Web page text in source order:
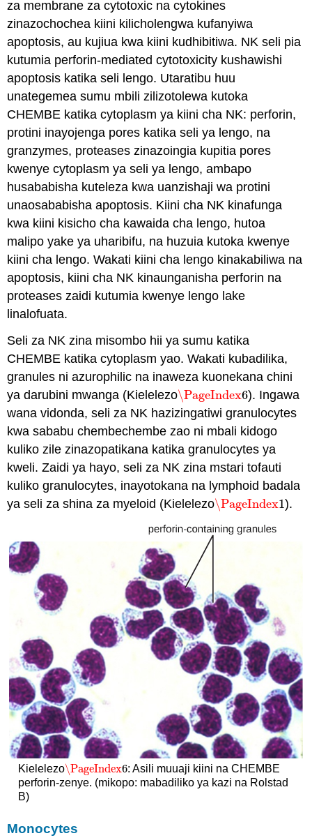
za membrane za cytotoxic na cytokines
zinazochochea kiini kilicholengwa kufanyiwa
apoptosis, au kujiua kwa kiini kudhibitiwa. NK seli pia
kutumia perforin-mediated cytotoxicity kushawishi
apoptosis katika seli lengo. Utaratibu huu
unategemea sumu mbili zilizotolewa kutoka
CHEMBE katika cytoplasm ya kiini cha NK: perforin,
protini inayojenga pores katika seli ya lengo, na
granzymes, proteases zinazoingia kupitia pores
kwenye cytoplasm ya seli ya lengo, ambapo
husababisha kuteleza kwa uanzishaji wa protini
unaosababisha apoptosis. Kiini cha NK kinafunga
kwa kiini kisicho cha kawaida cha lengo, hutoa
malipo yake ya uharibifu, na huzuia kutoka kwenye
kiini cha lengo. Wakati kiini cha lengo kinakabiliwa na
apoptosis, kiini cha NK kinaunganisha perforin na
proteases zaidi kutumia kwenye lengo lake
linalofuata.
Seli za NK zina misombo hii ya sumu katika
CHEMBE katika cytoplasm yao. Wakati kubadilika,
granules ni azurophilic na inaweza kuonekana chini
ya darubini mwanga (Kielelezo\PageIndex6
\PageIndex6). Ingawa
wana vidonda, seli za NK hazizingatiwi granulocytes
kwa sababu chembechembe zao ni mbali kidogo
kuliko zile zinazopatikana katika granulocytes ya
kweli. Zaidi ya hayo, seli za NK zina mstari tofauti
kuliko granulocytes, inayotokana na lymphoid badala
ya seli za shina za myeloid (Kielelezo\PageIndex1
\PageIndex1).
Kielelezo\PageIndex6
\PageIndex6: Asili muuaji kiini na CHEMBE
perforin-zenye. (mikopo: mabadiliko ya kazi na Rolstad
B)
Monocytes